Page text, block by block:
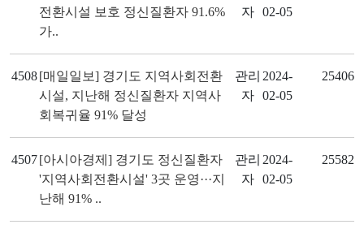
전환시설 보호 정신질환자 91.6%
가..
자 02-05
4508[매일일보] 경기도 지역사회전환
시설, 지난해 정신질환자 지역사
회복귀율 91% 달성
관리
자
2024-
02-05
25406
4507[아시아경제] 경기도 정신질환자
'지역사회전환시설' 3곳 운영···지
난해 91% ..
관리
자
2024-
02-05
25582